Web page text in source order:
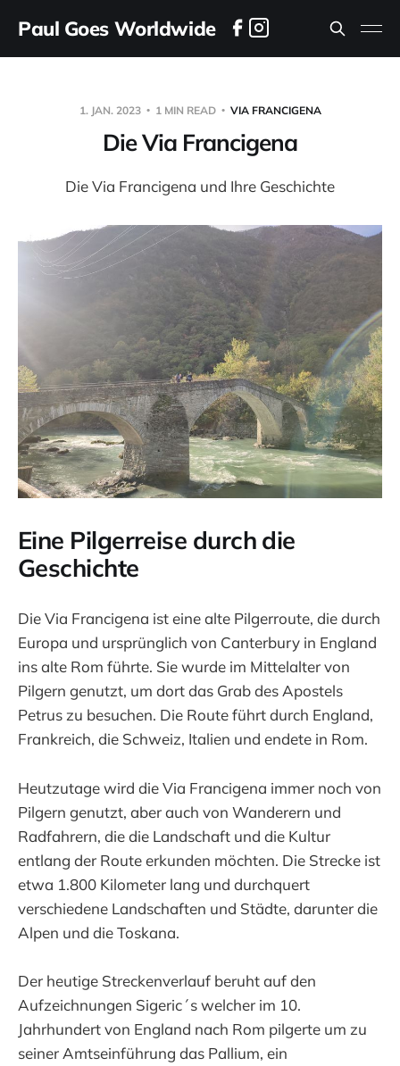
Paul Goes Worldwide
1. JAN. 2023 1 MIN READ VIA FRANCIGENA
Die Via Francigena
Die Via Francigena und Ihre Geschichte
Eine Pilgerreise durch die
Geschichte
Die Via Francigena ist eine alte Pilgerroute, die durch
Europa und ursprünglich von Canterbury in England
ins alte Rom führte. Sie wurde im Mittelalter von
Pilgern genutzt, um dort das Grab des Apostels
Petrus zu besuchen. Die Route führt durch England,
Frankreich, die Schweiz, Italien und endete in Rom.
Heutzutage wird die Via Francigena immer noch von
Pilgern genutzt, aber auch von Wanderern und
Radfahrern, die die Landschaft und die Kultur
entlang der Route erkunden möchten. Die Strecke ist
etwa 1.800 Kilometer lang und durchquert
verschiedene Landschaften und Städte, darunter die
Alpen und die Toskana.
Der heutige Streckenverlauf beruht auf den
Aufzeichnungen Sigeric´s welcher im 10.
Jahrhundert von England nach Rom pilgerte um zu
seiner Amtseinführung das Pallium, ein